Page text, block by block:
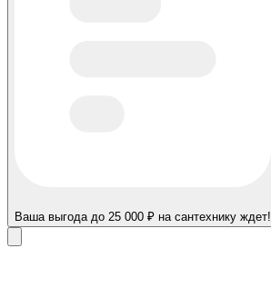
Ваша выгода до 25 000 ₽ на сантехнику ждет!